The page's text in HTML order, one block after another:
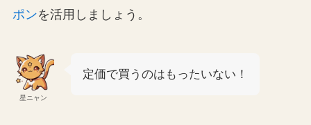
ポンを活用しましょう。
星ニャン
定価で買うのはもったいない！